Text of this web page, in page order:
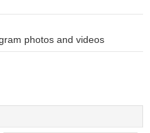
photos and videos